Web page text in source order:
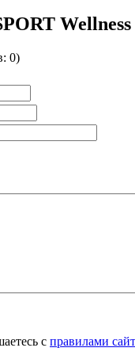
Wellness
0)
с правилами